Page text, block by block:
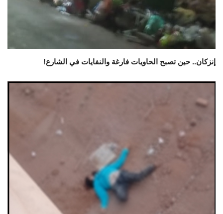
إنزكان.. حين تصبح الحاويات فارغة والنفايات في الشارع!